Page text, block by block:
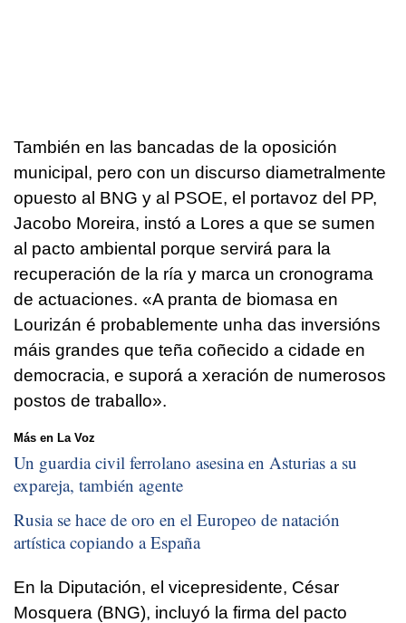
También en las bancadas de la oposición
municipal, pero con un discurso diametralmente
opuesto al BNG y al PSOE, el portavoz del PP,
Jacobo Moreira, instó a Lores a que se sumen
al pacto ambiental porque servirá para la
recuperación de la ría y marca un cronograma
de actuaciones. «A pranta de biomasa en
Lourizán é probablemente unha das inversións
máis grandes que teña coñecido a cidade en
democracia, e suporá a xeración de numerosos
postos de traballo».
Más en La Voz
Un guardia civil ferrolano asesina en Asturias a su
expareja, también agente
Rusia se hace de oro en el Europeo de natación
artística copiando a España
En la Diputación, el vicepresidente, César
Mosquera (BNG), incluyó la firma del pacto